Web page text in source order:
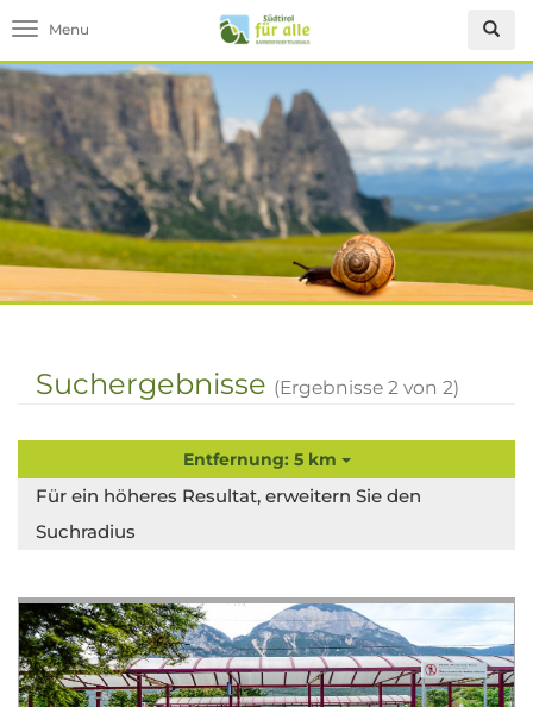
Toggle navigation
Suchergebnisse (Ergebnisse 2 von 2)
Entfernung: 5 km
Für ein höheres Resultat, erweitern Sie den
Suchradius